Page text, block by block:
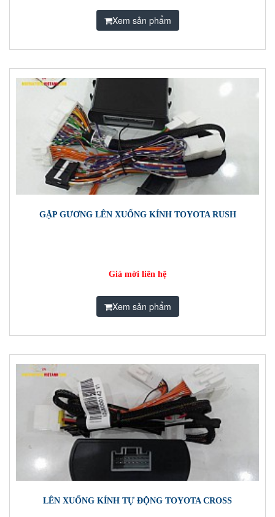
Xem sản phẩm
GẬP GƯƠNG LÊN XUỐNG KÍNH TOYOTA RUSH
Giá mời liên hệ
Xem sản phẩm
LÊN XUỐNG KÍNH TỰ ĐỘNG TOYOTA CROSS